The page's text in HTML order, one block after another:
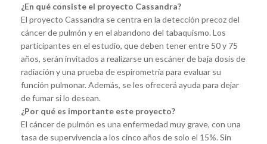
¿En qué consiste el proyecto Cassandra?
El proyecto Cassandra se centra en la detección precoz del
cáncer de pulmón y en el abandono del tabaquismo. Los
participantes en el estudio, que deben tener entre 50 y 75
años, serán invitados a realizarse un escáner de baja dosis de
radiación y una prueba de espirometría para evaluar su
función pulmonar. Además, se les ofrecerá ayuda para dejar
de fumar si lo desean.
¿Por qué es importante este proyecto?
El cáncer de pulmón es una enfermedad muy grave, con una
tasa de supervivencia a los cinco años de solo el 15%. Sin